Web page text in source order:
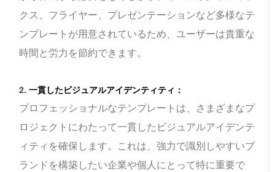
クス、フライヤー、プレゼンテーションなど多様なテ
ンプレートが用意されているため、ユーザーは貴重な
時間と労力を節約できます。
2.一貫したビジュアルアイデンティティ：
プロフェッショナルなテンプレートは、さまざまなプ
ロジェクトにわたって一貫したビジュアルアイデンテ
ィティを確保します。これは、強力で識別しやすいブ
ランドを構築したい企業や個人にとって特に重要で